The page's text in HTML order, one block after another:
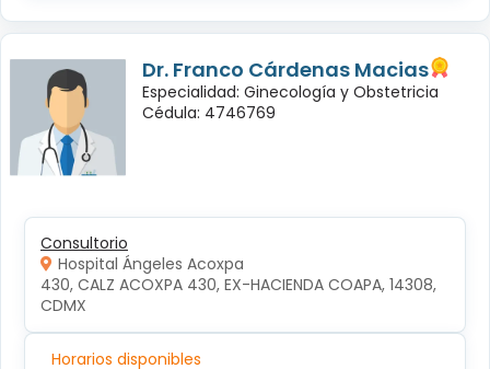
Dr. Franco Cárdenas Macias
Especialidad: Ginecología y Obstetricia
Cédula: 4746769
Consultorio
Hospital Ángeles Acoxpa
430, CALZ ACOXPA 430, EX-HACIENDA COAPA, 14308,
CDMX
Horarios disponibles